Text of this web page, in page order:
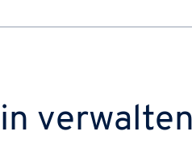
verwalten